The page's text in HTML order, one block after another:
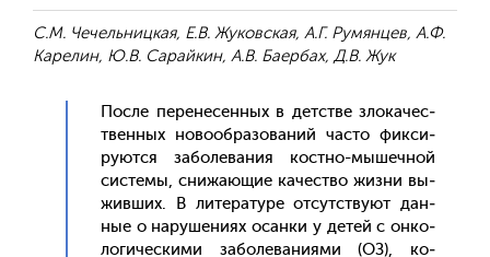
С.М. Чечельницкая, Е.В. Жуковская, А.Г. Румянцев, А.Ф.
Карелин, Ю.В. Сарайкин, А.В. Баербах, Д.В. Жук
Пос­ле пе­рене­сен­ных в детс­тве зло­качес­
твен­ных но­во­об­ра­зова­ний час­то фик­си­
ру­ют­ся за­боле­вания кос­тно-мы­шеч­ной
сис­те­мы, сни­жа­ющие ка­чес­тво жиз­ни вы­
жив­ших. В ли­тера­туре от­сутс­тву­ют дан­
ные о на­руше­ни­ях осан­ки у де­тей с он­ко­
логи­чес­ки­ми за­боле­вани­ями (ОЗ), ко­